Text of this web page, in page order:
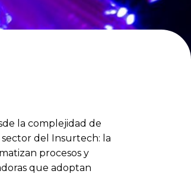
la complejidad de
del Insurtech: la
procesos y
que adoptan